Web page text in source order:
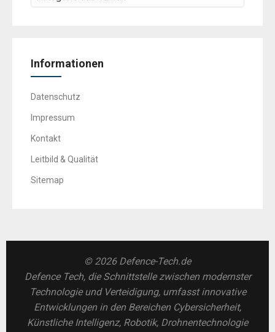
Informationen
Datenschutz
Impressum
Kontakt
Leitbild & Qualität
Sitemap
© 2026 Defence-Tech.de
Defence Tech, die Schnittstelle zwischen modernster
Technologie und Verteidigung, umfasst innovative
Entwicklungen in den Bereichen Cybersicherheit,
Künstliche Intelligenz, Robotik, Drohnentechnologie